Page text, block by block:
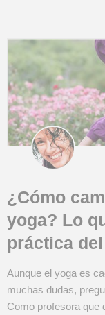
¿Cómo
yoga? Lo
práctica
Aunque el yoga es
muchas dudas,
Como profesora que